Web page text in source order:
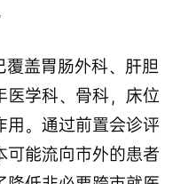
覆盖胃肠外科、肝胆
医学科、骨科，床位
用。通过前置会诊评
可能流向市外的患者